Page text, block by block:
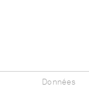
Données